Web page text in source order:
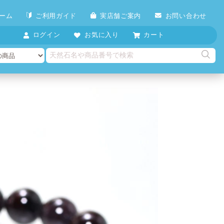
ム ご利用ガイド 実店舗ご案内 お問い合わせ
ログイン お気に入り カート